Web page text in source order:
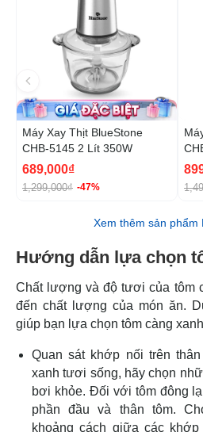
Máy Xay Thịt BlueStone
CHB-5145 2 Lít 350W
689,000₫
1,299,000₫ -47%
Xem thêm sản phẩm
Hướng dẫn lựa chọn
Chất lượng và độ tươi của tôm
đến chất lượng của món ăn.
giúp bạn lựa chọn tôm càng
Quan sát khớp nối trên
xanh tươi sống, hãy chọn
bơi khỏe. Đối với tôm đông
phần đầu và thân tôm.
khoảng cách giữa các